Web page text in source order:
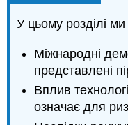
У цьому розділі
Міжнародні
представлені
Вплив
означає для